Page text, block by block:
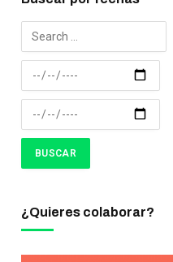
¿Quieres colaborar?